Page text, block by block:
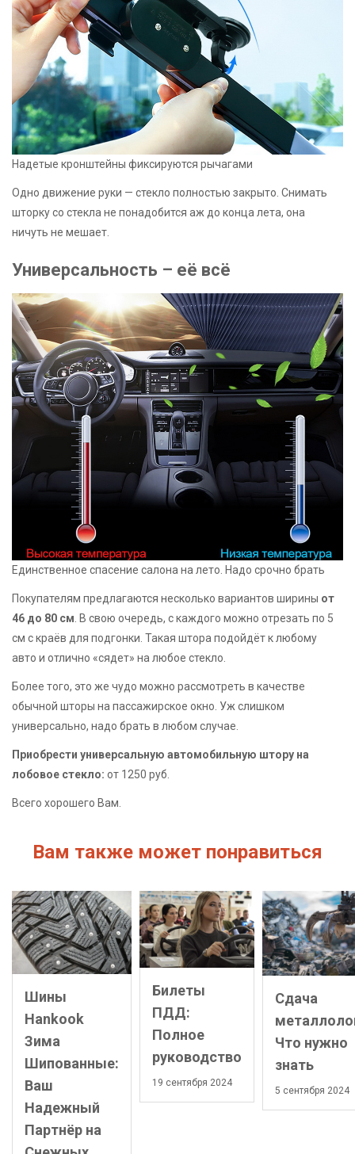
Надетые кронштейны фиксируются рычагами
Одно движение руки — стекло полностью закрыто. Снимать
шторку со стекла не понадобится аж до конца лета, она
ничуть не мешает.
Универсальность – её всё
Единственное спасение салона на лето. Надо срочно брать
Покупателям предлагаются несколько вариантов ширины от
46 до 80 см . В свою очередь, с каждого можно отрезать по 5
см с краёв для подгонки. Такая штора подойдёт к любому
авто и отлично «сядет» на любое стекло.
Более того, это же чудо можно рассмотреть в качестве
обычной шторы на пассажирское окно. Уж слишком
универсально, надо брать в любом случае.
Приобрести универсальную автомобильную штору на
лобовое стекло: от 1250 руб.
Всего хорошего Вам.
Вам также может понравиться
Шины
Hankook
Зима
Шипованные:
Ваш
Надежный
Партнёр на
Билеты
ПДД:
Полное
руководство
19 сентября 2024
Сдача
Что нужно
знать
5 сентября 2024